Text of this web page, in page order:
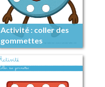
Activité : coller des
gommettes